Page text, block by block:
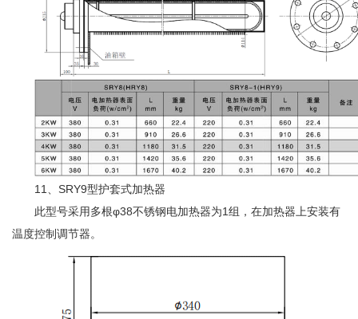
11、SRY9型护套式加热器
此型号采用多根φ38不锈钢电加热器为1组，在加热器上安装有
温度控制调节器。